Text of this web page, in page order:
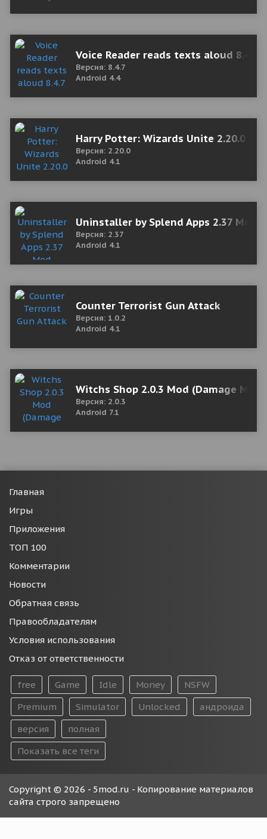
Voice Reader reads texts aloud 8.4.7
Версия: 8.4.7
Android 4.4
Harry Potter: Wizards Unite 2.20.0
Версия: 2.20.0
Android 4.1
Uninstaller by Splend Apps 2.37 Mod
Версия: 2.37
Android 4.1
Counter Terrorist Gun Attack
Версия: 1.0.2
Android 4.1
Witchs Shop 2.0.3 Mod (Damage
Версия: 2.0.3
Android 7.1
Главная
Игры
Приложения
ТОП 100
Комментарии
Новости
Обратная связь
Правообладателям
Условия использования
Отказ от ответственности
free Game Idle Money
NSFW
Premium
Simulator Unlocked
андроида
версия
полная
Показать все теги
Copyright © 2026 - 5mod.ru - Копирование материалов
сайта строго запрещено